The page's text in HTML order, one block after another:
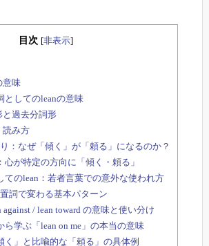
目次 [非表示]
意味
としてのleanの意味
と過去分詞形
読み方
：なぜ「傾く」が「頼る」になるのか？
心が特定の方向に「傾く・頼る」
てのlean：若者言葉での意外な使われ方
詞で変わる基本パターン
against / lean toward の意味と使い分け
ら学ぶ「lean on me」の本当の意味
く」と比喩的な「頼る」の具体例